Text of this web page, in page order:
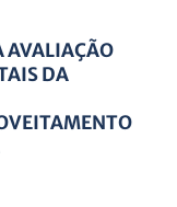
AVALIAÇÃO
DA